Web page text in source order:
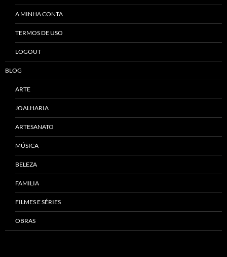
A MINHA CONTA
TERMOS DE USO
LOGOUT
BLOG
ARTE
JOALHARIA
ARTESANATO
MÚSICA
BELEZA
FAMILIA
FILMES E SÉRIES
OBRAS